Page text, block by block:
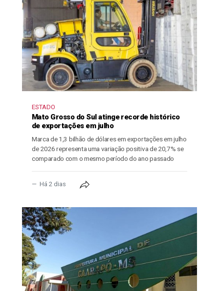
ESTADO
Mato Grosso do Sul atinge recorde histórico
de exportações em julho
Marca de 1,3 bilhão de dólares em exportações em julho
de 2026 representa uma variação positiva de 20,7% se
comparado com o mesmo período do ano passado
Há 2 dias